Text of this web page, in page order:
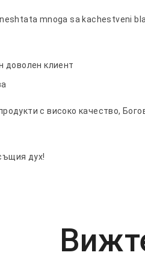
neshtata mnoga sa kachestveni
доволен клиент
с високо качество,
дух!